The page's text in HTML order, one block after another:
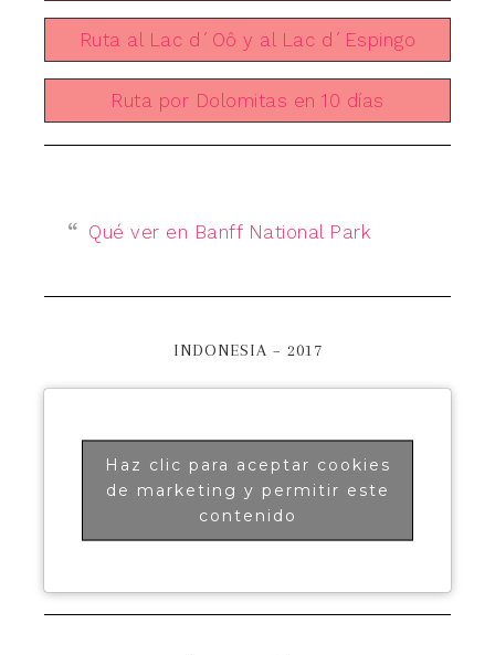
Ruta al Lac d´Oô y al Lac d´Espingo
Ruta por Dolomitas en 10 días
Qué ver en Banff National Park
INDONESIA – 2017
Haz clic para aceptar cookies
de marketing y permitir este
contenido